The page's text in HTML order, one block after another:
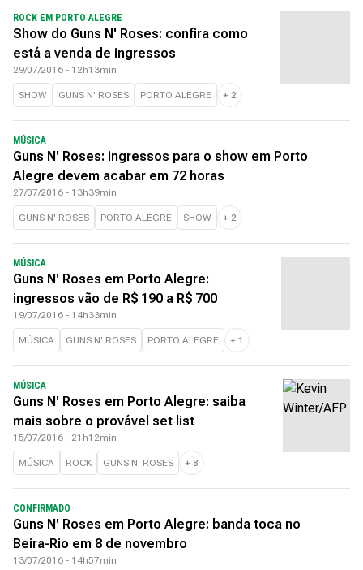
ROCK EM PORTO ALEGRE
Show do Guns N' Roses: confira como
está a venda de ingressos
29/07/2016 - 12h13min
SHOW GUNS N' ROSES PORTO ALEGRE + 2
MÚSICA
Guns N' Roses: ingressos para o show em Porto
Alegre devem acabar em 72 horas
27/07/2016 - 13h39min
GUNS N' ROSES PORTO ALEGRE SHOW + 2
MÚSICA
Guns N' Roses em Porto Alegre:
ingressos vão de R$ 190 a R$ 700
19/07/2016 - 14h33min
MÚSICA GUNS N' ROSES PORTO ALEGRE + 1
MÚSICA
Guns N' Roses em Porto Alegre: saiba
mais sobre o provável set list
15/07/2016 - 21h12min
MÚSICA ROCK GUNS N' ROSES + 8
CONFIRMADO
Guns N' Roses em Porto Alegre: banda toca no
Beira-Rio em 8 de novembro
13/07/2016 - 14h57min